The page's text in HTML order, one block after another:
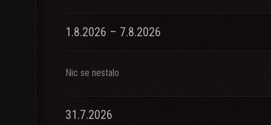
1.8.2026 – 7.8.2026
Nic se nestalo
31.7.2026